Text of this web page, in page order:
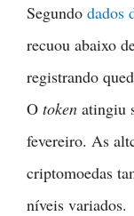
Segundo dados
recuou abaixo
registrando
O token atingiu
fevereiro. As
criptomoedas
níveis variados.